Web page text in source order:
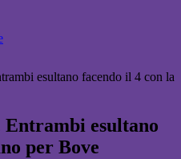
esultano facendo il 4 con la
Entrambi esultano
per Bove